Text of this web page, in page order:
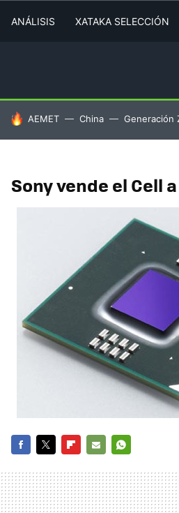
ANÁLISIS XATAKA SELECCIÓN
HOY SE HABLA DE
AEMET China Generación
Sony vende el Cell
MAIL